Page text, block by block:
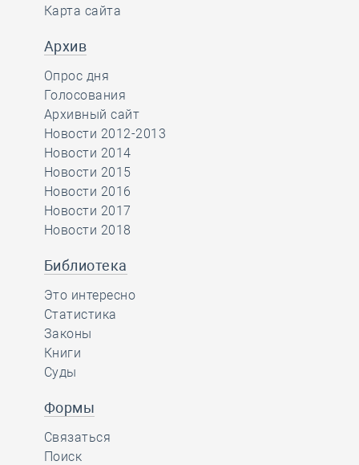
Карта сайта
Архив
Опрос дня
Голосования
Архивный сайт
Новости 2012-2013
Новости 2014
Новости 2015
Новости 2016
Новости 2017
Новости 2018
Библиотека
Это интересно
Статистика
Законы
Книги
Суды
Формы
Связаться
Поиск